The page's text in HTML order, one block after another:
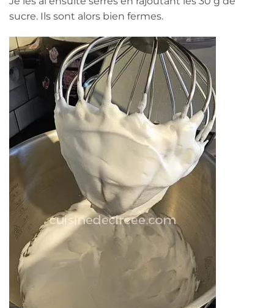
sucre. Ils sont alors bien fermes.